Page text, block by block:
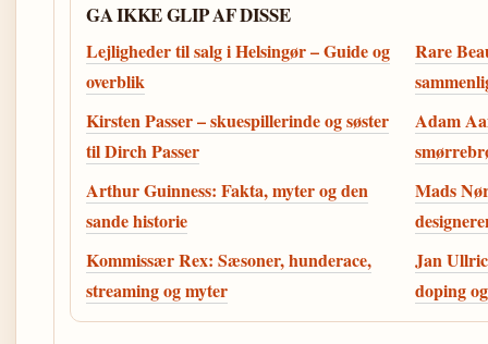
GA IKKE GLIP AF DISSE
Lejligheder til salg i Helsingør – Guide og
overblik
Rare
Kirsten Passer – skuespillerinde og søster
til Dirch Passer
Adam
Arthur Guinness: Fakta, myter og den
sande historie
Mads
Kommissær Rex: Sæsoner, hunderace,
streaming og myter
Jan
doping